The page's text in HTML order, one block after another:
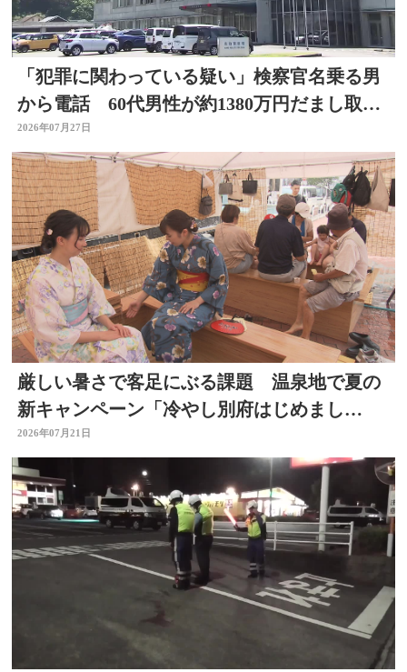
「犯罪に関わっている疑い」検察官名乗る男
から電話 60代男性が約1380万円だまし取ら
れる 大分
2026年07月27日
厳しい暑さで客足にぶる課題 温泉地で夏の
新キャンペーン「冷やし別府はじめまし
た」 冷たい足湯など設置
2026年07月21日